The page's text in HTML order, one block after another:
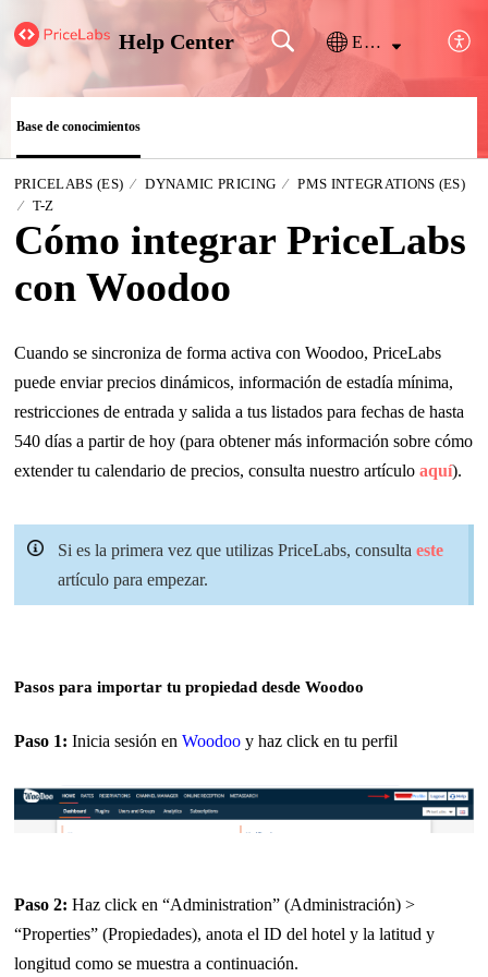
Help Center Español (España)
Base de conocimientos
PRICELABS (ES) DYNAMIC PRICING
PMS INTEGRATIONS (ES)
T-Z
Cómo integrar PriceLabs
con Woodoo
Cuando se sincroniza de forma activa con Woodoo, PriceLabs
puede enviar precios dinámicos, información de estadía mínima,
restricciones de entrada y salida a tus listados para fechas de hasta
540 días a partir de hoy (para obtener más información sobre cómo
extender tu calendario de precios, consulta nuestro artículo aquí).
Si es la primera vez que utilizas PriceLabs, consulta este
artículo para empezar.
Pasos para importar tu propiedad desde Woodoo
Paso 1: Inicia sesión en Woodooy haz click en tu perfil
Paso 2: Haz click en “Administration” (Administración) >
“Properties” (Propiedades), anota el ID del hotel y la latitud y
longitud como se muestra a continuación.